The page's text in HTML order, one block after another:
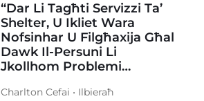
“Dar Li Tagħti Servizzi Ta’
Shelter, U Ikliet Wara
Nofsinhar U Filgħaxija Għal
Dawk Il-Persuni Li
Jkollhom Problemi…
Charlton Cefai • Ilbieraħ